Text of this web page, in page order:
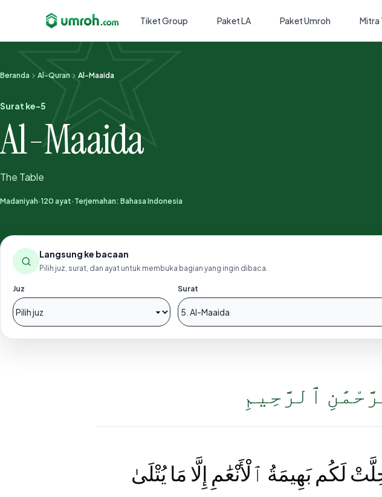
Tiket Group Paket LA Paket Umroh Mitra
Beranda Al-Quran Al-Maaida
Surat ke-5
Al-Maaida
The Table
Madaniyah·120 ayat· Terjemahan: Bahasa Indonesia
Langsung ke bacaan
Pilih juz, surat, dan ayat untuk membuka bagian yang ingin dibaca.
Juz Surat
ٱلرَّحِيمِ
لَكُم بَهِيمَةُ ٱلْأَنْعَٰمِ إِلَّا مَا يُتْلَىٰ